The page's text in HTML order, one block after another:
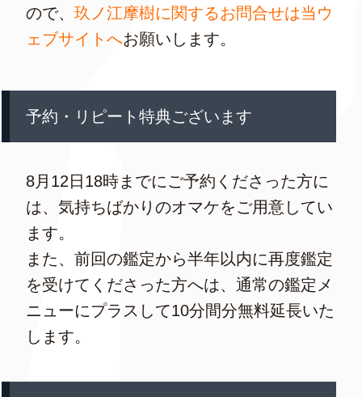
ので、 玖ノ江摩樹に関するお問合せは当ウ
ェブサイトへお願いします。
予約・リピート特典ございます
8月12日18時までにご予約くださった方に
は、気持ちばかりのオマケをご用意してい
ます。
また、前回の鑑定から半年以内に再度鑑定
を受けてくださった方へは、通常の鑑定メ
ニューにプラスして10分間分無料延長いた
します。